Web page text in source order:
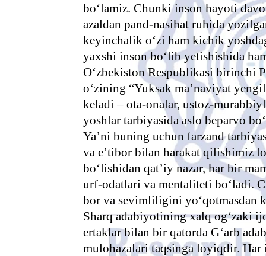
bo‘lamiz. Chunki inson hayoti
azaldan pand-nasihat ruhida
keyinchalik o‘zi ham kichik
yaxshi inson bo‘lib yetishishida
O‘zbekiston Respublikasi birinchi
o‘zining “Yuksak ma’naviyat
keladi – ota-onalar, ustoz-
yoshlar tarbiyasida aslo beparvo
Ya’ni buning uchun farzand
va e’tibor bilan harakat qilishimiz
bo‘lishidan qat’iy nazar, har bir
urf-odatlari va mentaliteti bo‘ladi.
bor va sevimliligini yo‘qotmasdan
Sharq adabiyotining xalq og‘zaki
ertaklar bilan bir qatorda G‘arb
mulohazalari taqsinga loyiqdir.